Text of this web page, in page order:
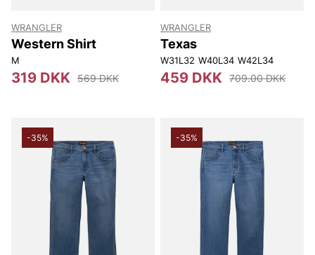
WRANGLER
Western Shirt
M
319 DKK 569 DKK
WRANGLER
Texas
W31L32 W40L34 W42L34
459 DKK 709.00 DKK
-35% -35%